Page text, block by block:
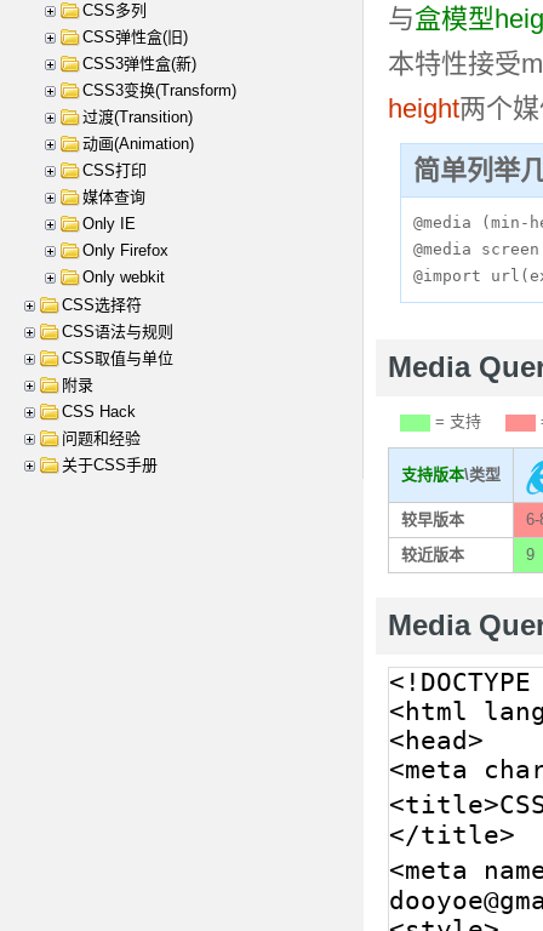
与盒模型
本特性接受
height两个
简单列举
@media
@media
@import
Media
= 支持
支持版本\类型
较早版本
6-
较近版本
9
Media
CSS多列
CSS弹性盒(旧)
CSS3弹性盒(新)
CSS3变换(Transform)
过渡(Transition)
动画(Animation)
CSS打印
媒体查询
Only IE
Only Firefox
Only webkit
CSS选择符
CSS语法与规则
CSS取值与单位
附录
CSS Hack
问题和经验
关于CSS手册